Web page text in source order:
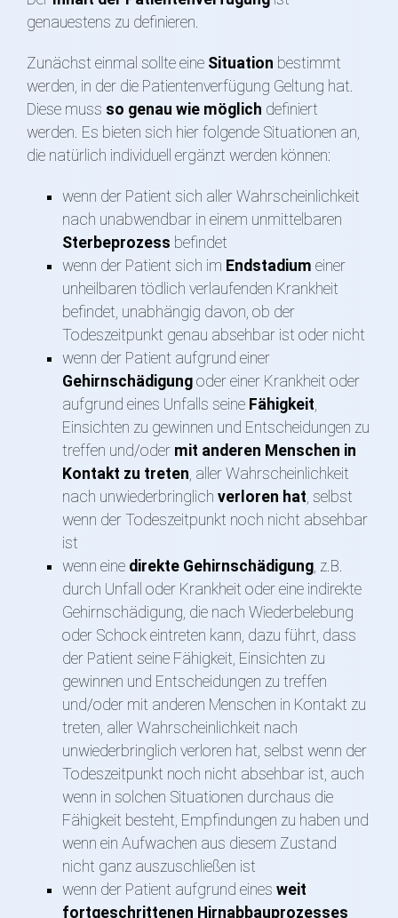
genauestens zu definieren.
Zunächst einmal sollte eine Situation bestimmt
werden, in der die Patientenverfügung Geltung hat.
Diese muss so genau wie möglich definiert
werden. Es bieten sich hier folgende Situationen an,
die natürlich individuell ergänzt werden können:
wenn der Patient sich aller Wahrscheinlichkeit
nach unabwendbar in einem unmittelbaren
Sterbeprozess befindet
wenn der Patient sich im Endstadium einer
unheilbaren tödlich verlaufenden Krankheit
befindet, unabhängig davon, ob der
Todeszeitpunkt genau absehbar ist oder nicht
wenn der Patient aufgrund einer
Gehirnschädigung oder einer Krankheit oder
aufgrund eines Unfalls seine Fähigkeit,
Einsichten zu gewinnen und Entscheidungen zu
treffen und/oder mit anderen Menschen in
Kontakt zu treten, aller Wahrscheinlichkeit
nach unwiederbringlich verloren hat, selbst
wenn der Todeszeitpunkt noch nicht absehbar
ist
wenn eine direkte Gehirnschädigung, z.B.
durch Unfall oder Krankheit oder eine indirekte
Gehirnschädigung, die nach Wiederbelebung
oder Schock eintreten kann, dazu führt, dass
der Patient seine Fähigkeit, Einsichten zu
gewinnen und Entscheidungen zu treffen
und/oder mit anderen Menschen in Kontakt zu
treten, aller Wahrscheinlichkeit nach
unwiederbringlich verloren hat, selbst wenn der
Todeszeitpunkt noch nicht absehbar ist, auch
wenn in solchen Situationen durchaus die
Fähigkeit besteht, Empfindungen zu haben und
wenn ein Aufwachen aus diesem Zustand
nicht ganz auszuschließen ist
wenn der Patient aufgrund eines weit
fortgeschrittenen Hirnabbauprozesses